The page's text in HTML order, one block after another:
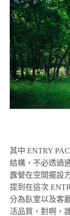
其中 ENTRY
結構，不必透過
露營在空間擺設
提到在這次
分為臥室以及客
活品質，對啊，